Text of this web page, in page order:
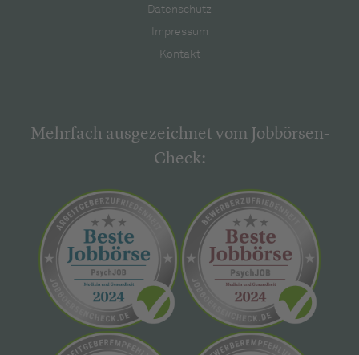
Datenschutz
Impressum
Kontakt
Mehrfach ausgezeichnet vom Jobbörsen-
Check: